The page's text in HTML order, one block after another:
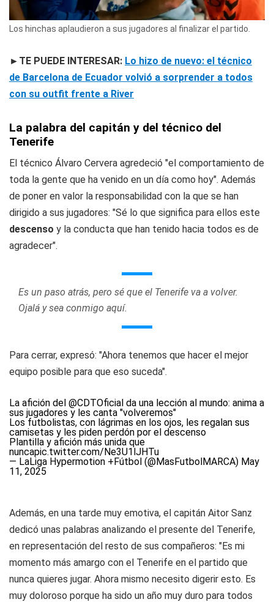
Los hinchas aplaudieron a sus jugadores al finalizar el partido.
►TE PUEDE INTERESAR: Lo hizo de nuevo: el técnico
de Barcelona de Ecuador volvió a sorprender a todos
con su outfit frente a River
La palabra del capitán y del técnico del
Tenerife
El técnico Álvaro Cervera agredeció "el comportamiento de
toda la gente que ha venido en un día como hoy". Además
de poner en valor la responsabilidad con la que se han
dirigido a sus jugadores: "Sé lo que significa para ellos este
descenso y la conducta que han tenido hacia todos es de
agradecer".
Es un paso atrás, pero sé que el Tenerife va a volver.
Ojalá y sea conmigo aquí.
Para cerrar, expresó: "Ahora tenemos que hacer el mejor
equipo posible para que eso suceda".
La afición del @CDTOficial da una lección al mundo: anima a
sus jugadores y les canta "volveremos"
Los futbolistas, con lágrimas en los ojos, les regalan sus
camisetas y les piden perdón por el descenso
Plantilla y afición más unida que
nuncapic.twitter.com/Ne3U1lJHTu
— LaLiga Hypermotion +Fútbol (@MasFutbolMARCA) May
11, 2025
Además, en una tarde muy emotiva, el capitán Aitor Sanz
dedicó unas palabras analizando el presente del Tenerife,
en representación del resto de sus compañeros: "Es mi
momento más amargo con el Tenerife en el partido que
nunca quieres jugar. Ahora mismo necesito digerir esto. Es
muy doloroso porque ha sido un año muy duro para todos